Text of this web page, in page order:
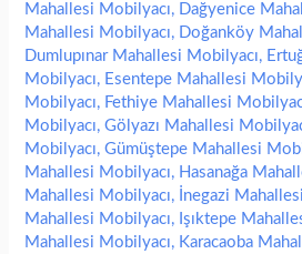
Mahallesi Mobilyacı, Dağyenice
Mahallesi Mobilyacı, Doğanköy
Dumlupınar Mahallesi Mobilyacı,
Mobilyacı, Esentepe Mahallesi
Mobilyacı, Fethiye Mahallesi
Mobilyacı,Gölyazı Mahallesi
Mobilyacı,Gümüştepe Mahallesi
Mahallesi Mobilyacı, Hasanağa
Mahallesi Mobilyacı, İnegazi
Mahallesi Mobilyacı, Işıktepe
Mahallesi Mobilyacı, Karacaoba